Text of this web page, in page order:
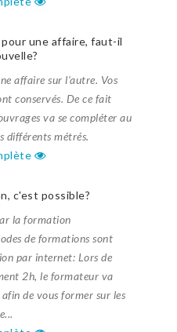
pour une affaire, faut-il
affaire sur l'autre. Vos
conservés. De ce fait
va se compléter au
différents métrés.
c'est possible?
la formation
de formations sont
par internet: Lors de
2h, le formateur va
de vous former sur les